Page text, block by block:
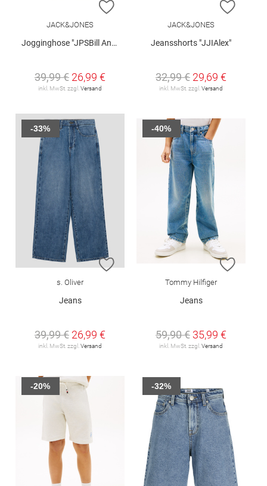
ZUR WUNSCHLISTE HINZUFÜGEN
JACK&JONES
Jogginghose "JPSBill Andros"
39,99 € 26,99 €
inkl. MwSt. zzgl. Versand
ZUR
JACK&JONES
Jeansshorts "JJIAlex"
32,99 € 29,69 €
inkl. MwSt. zzgl. Versand
ZUR WUNSCHLISTE HINZUFÜGEN
s. Oliver
Jeans
39,99 € 26,99 €
inkl. MwSt. zzgl. Versand
-33%
ZUR
Tommy Hilfiger
Jeans
59,90 € 35,99 €
inkl. MwSt. zzgl. Versand
-40%
-20% -32%